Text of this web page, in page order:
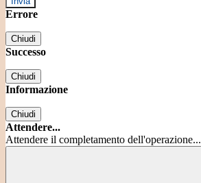
Errore
Chiudi
Successo
Chiudi
Informazione
Chiudi
Attendere...
Attendere il completamento dell'operazione...